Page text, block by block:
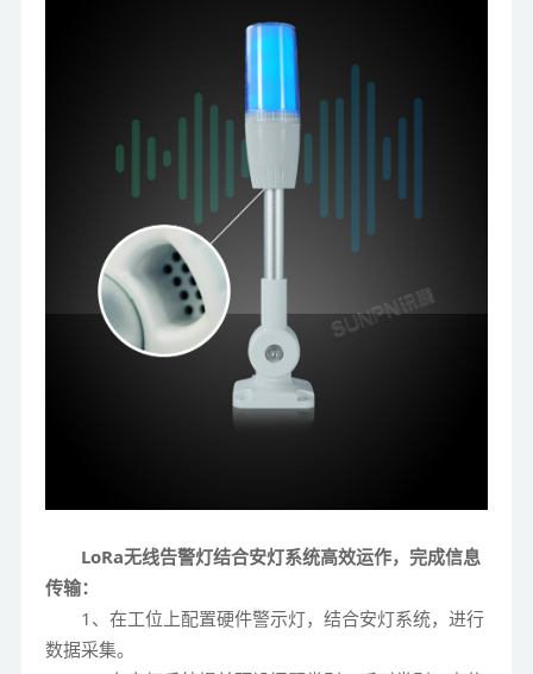
LoRa无线告警灯结合安灯系统高效运作，完成信息
传输：
1、在工位上配置硬件警示灯，结合安灯系统，进行
数据采集。